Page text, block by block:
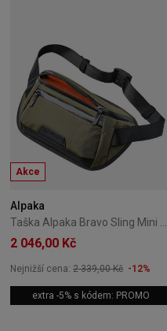
Akce
Alpaka
Taška Alpaka Bravo Sling Mini V2 X-Pac - Olive Green
2 046,00 Kč
Nejnižší cena: 2 339,00 Kč -12%
extra -5% s kódem: PROMO